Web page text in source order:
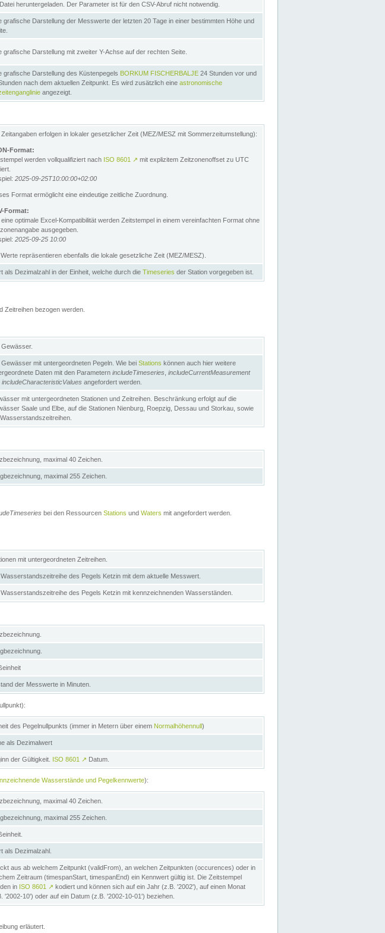
heruntergeladen. Der Parameter ist für den CSV-Abruf nicht notwendig.
grafische Darstellung der Messwerte der letzten 20 Tage in einer bestimmten Höhe und
grafische Darstellung mit zweiter Y-Achse auf der rechten Seite.
grafische Darstellung des Küstenpegels BORKUM FISCHERBALJE 24 Stunden vor und
nach dem aktuellen Zeitpunkt. Es wird zusätzlich eine astronomische
angezeigt.
Zeitangaben erfolgen in lokaler gesetzlicher Zeit (MEZ/MESZ mit Sommerzeitumstellung):
Format:
werden vollqualifiziert nach ISO 8601 ↗ mit explizitem Zeitzonenoffset zu UTC
2025-09-25T10:00:00+02:00
Format ermöglicht eine eindeutige zeitliche Zuordnung.
Format:
eine optimale Excel-Kompatibilität werden Zeitstempel in einem vereinfachten Format ohne
ausgegeben.
2025-09-25 10:00
Werte repräsentieren ebenfalls die lokale gesetzliche Zeit (MEZ/MESZ).
als Dezimalzahl in der Einheit, welche durch die Timeseries der Station vorgegeben ist.
Zeitreihen bezogen werden.
Gewässer.
Gewässer mit untergeordneten Pegeln. Wie bei Stations können auch hier weitere
Daten mit den Parametern includeTimeseries includeCurrentMeasurement
includeCharacteristicValues angefordert werden.
mit untergeordneten Stationen und Zeitreihen. Beschränkung erfolgt auf die
Saale und Elbe, auf die Stationen Nienburg, Roepzig, Dessau und Storkau, sowie
maximal 40 Zeichen.
maximal 255 Zeichen.
bei den Ressourcen Stations und Waters mit angefordert werden.
mit untergeordneten Zeitreihen.
Wasserstandszeitreihe des Pegels Ketzin mit dem aktuelle Messwert.
Wasserstandszeitreihe des Pegels Ketzin mit kennzeichnenden Wasserständen.
der Messwerte in Minuten.
des Pegelnullpunkts (immer in Metern über einem Normalhöhennull )
als Dezimalwert
der Gültigkeit. ISO 8601 ↗ Datum.
Wasserstände und Pegelkennwerte):
maximal 40 Zeichen.
maximal 255 Zeichen.
als Dezimalzahl.
aus ab welchem Zeitpunkt (validFrom), an welchen Zeitpunkten (occurences) oder in
Zeitraum (timespanStart, timespanEnd) ein Kennwert gültig ist. Die Zeitstempel
in ISO 8601 ↗ kodiert und können sich auf ein Jahr (z.B. '2002'), auf einen Monat
'2002-10') oder auf ein Datum (z.B. '2002-10-01') beziehen.
erläutert.